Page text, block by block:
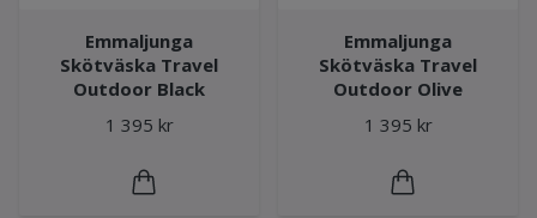
Emmaljunga
Skötväska Travel
Outdoor Black
1 395 kr
Emmaljunga
Skötväska Travel
Outdoor Olive
1 395 kr